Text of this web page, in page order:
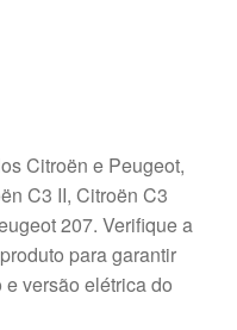
Citroën e Peugeot,
C3 II, Citroën C3
207. Verifique a
para garantir
versão elétrica do